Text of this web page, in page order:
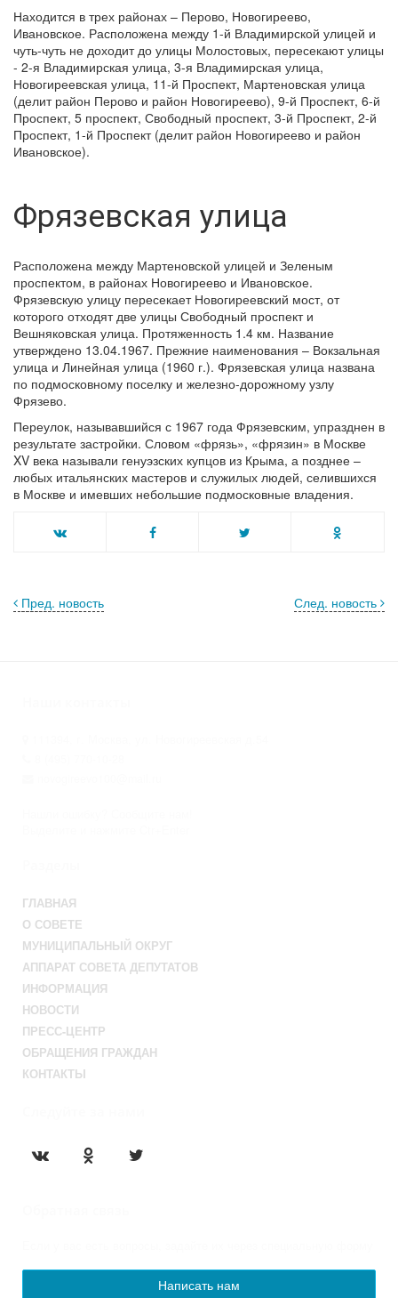
Находится в трех районах – Перово, Новогиреево,
Ивановское. Расположена между 1-й Владимирской улицей и
чуть-чуть не доходит до улицы Молостовых, пересекают улицы
- 2-я Владимирская улица, 3-я Владимирская улица,
Новогиреевская улица, 11-й Проспект, Мартеновская улица
(делит район Перово и район Новогиреево), 9-й Проспект, 6-й
Проспект, 5 проспект, Свободный проспект, 3-й Проспект, 2-й
Проспект, 1-й Проспект (делит район Новогиреево и район
Ивановское).
Фрязевская улица
Расположена между Мартеновской улицей и Зеленым
проспектом, в районах Новогиреево и Ивановское.
Фрязевскую улицу пересекает Новогиреевский мост, от
которого отходят две улицы Свободный проспект и
Вешняковская улица. Протяженность 1.4 км. Название
утверждено 13.04.1967. Прежние наименования – Вокзальная
улица и Линейная улица (1960 г.). Фрязевская улица названа
по подмосковному поселку и железно-дорожному узлу
Фрязево.
Переулок, называвшийся с 1967 года Фрязевским, упразднен в
результате застройки. Словом «фрязь», «фрязин» в Москве
XV века называли генуэзских купцов из Крыма, а позднее –
любых итальянских мастеров и служилых людей, селившихся
в Москве и имевших небольшие подмосковные владения.
След. новость
Пред. новость
ГЛАВНАЯ
О СОВЕТЕ
МУНИЦИПАЛЬНЫЙ ОКРУГ
АППАРАТ СОВЕТА ДЕПУТАТОВ
ИНФОРМАЦИЯ
НОВОСТИ
ПРЕСС-ЦЕНТР
ОБРАЩЕНИЯ ГРАЖДАН
КОНТАКТЫ
Написать нам